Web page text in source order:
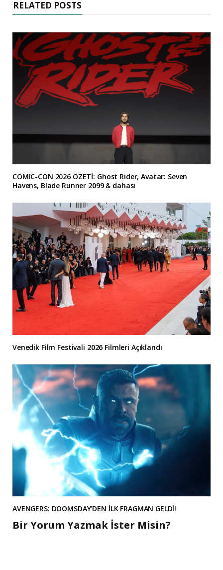
RELATED POSTS
COMIC-CON 2026 ÖZETİ: Ghost Rider, Avatar: Seven
Havens, Blade Runner 2099 & dahası
Venedik Film Festivali 2026 Filmleri Açıklandı
AVENGERS: DOOMSDAY’DEN İLK FRAGMAN GELDİ!
Bir Yorum Yazmak İster Misin?